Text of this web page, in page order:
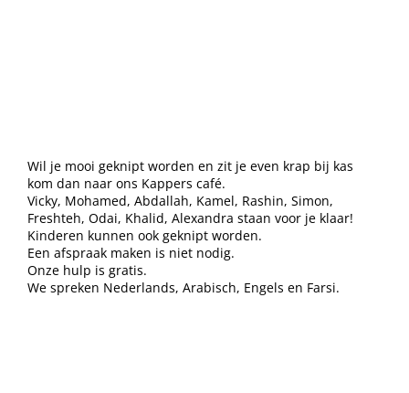
Wil je mooi geknipt worden en zit je even krap bij kas
kom dan naar ons Kappers café.
Vicky, Mohamed, Abdallah, Kamel, Rashin, Simon,
Freshteh, Odai, Khalid, Alexandra staan voor je klaar!
Kinderen kunnen ook geknipt worden.
Een afspraak maken is niet nodig.
Onze hulp is gratis.
We spreken Nederlands, Arabisch, Engels en Farsi.